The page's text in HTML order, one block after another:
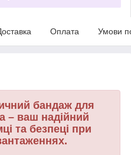
Оплата Умови
бандаж для
– ваш надійний
та безпеці при